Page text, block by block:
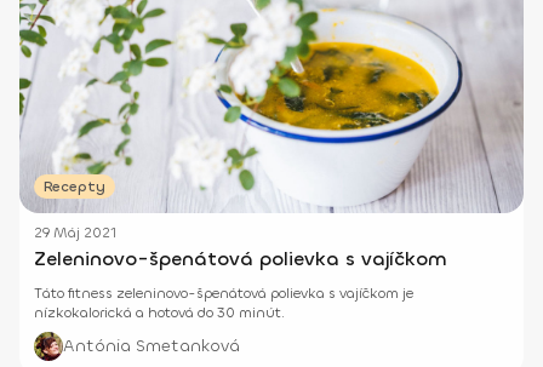
Recepty
29 Máj 2021
Zeleninovo-špenátová polievka s vajíčkom
Táto fitness zeleninovo-špenátová polievka s vajíčkom je
nízkokalorická a hotová do 30 minút.
Antónia Smetanková